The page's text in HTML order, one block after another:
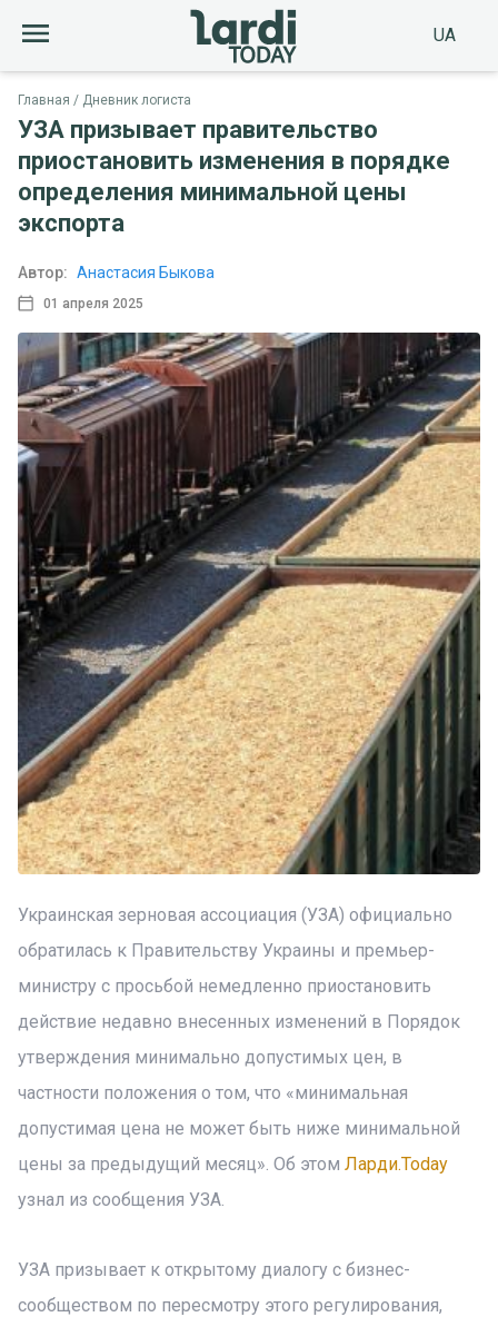
UA
Главная Дневник логиста
УЗА призывает правительство
приостановить изменения в порядке
определения минимальной цены
экспорта
01 апреля 2025
Автор: Анастасия Быкова
Украинская зерновая ассоциация (УЗА) официально
обратилась к Правительству Украины и премьер-
министру с просьбой немедленно приостановить
действие недавно внесенных изменений в Порядок
утверждения минимально допустимых цен, в
частности положения о том, что «минимальная
допустимая цена не может быть ниже минимальной
цены за предыдущий месяц». Об этом Ларди.Today
узнал из сообщения УЗА.
УЗА призывает к открытому диалогу с бизнес-
сообществом по пересмотру этого регулирования,